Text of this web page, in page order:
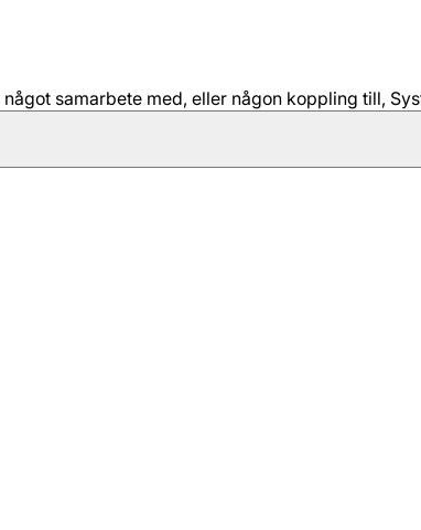
samarbete med, eller någon koppling till,